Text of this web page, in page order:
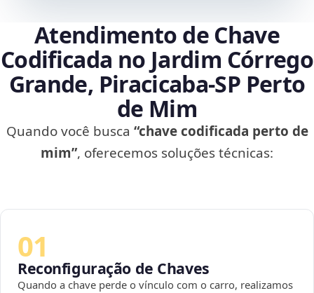
Atendimento de Chave
Codificada no Jardim Córrego
Grande, Piracicaba‑SP Perto
de Mim
Quando você busca “chave codificada perto de
mim”, oferecemos soluções técnicas:
01
Reconfiguração de Chaves
Quando a chave perde o vínculo com o carro, realizamos